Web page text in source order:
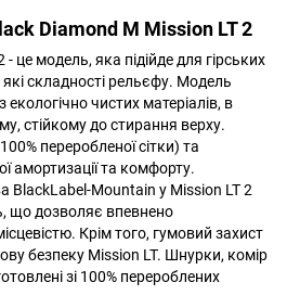
Diamond M Mission LT 2
це модель, яка підійде для гірських
складності рельєфу. Модель
чистих матеріалів, в
стійкому до стирання верху.
переробленої сітки) та
амортизації та комфорту.
BlackLabel-Mountain у Mission LT 2
що дозволяє впевнено
Крім того, гумовий захист
безпеку Mission LT. Шнурки, комір
зі 100% перероблених